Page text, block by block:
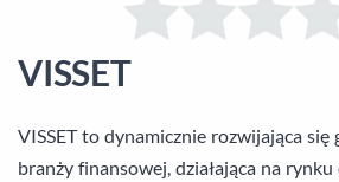
VISSET
VISSET to dynamicznie rozwijająca się
branży finansowej, działająca na